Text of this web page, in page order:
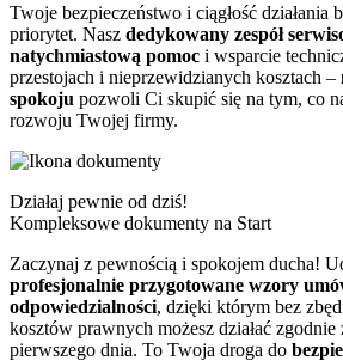
Twoje bezpieczeństwo i ciągłość działania
priorytet. Nasz dedykowany zespół
natychmiastową pomoc i wsparcie
przestojach i nieprzewidzianych kosztach –
spokoju pozwoli Ci skupić się na tym, co
rozwoju Twojej firmy.
Działaj pewnie od dziś!
Kompleksowe dokumenty na Start
Zaczynaj z pewnością i spokojem ducha!
profesjonalnie przygotowane wzory
odpowiedzialności, dzięki którym bez
kosztów prawnych możesz działać zgodnie
pierwszego dnia. To Twoja droga do